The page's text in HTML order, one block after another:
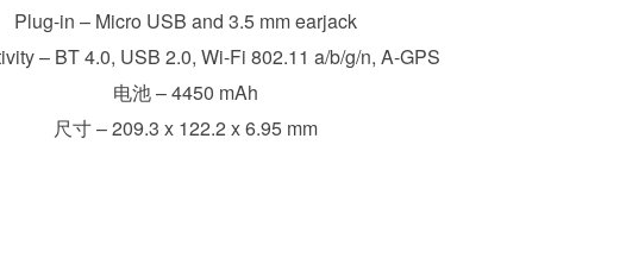
Plug-in – Micro USB and 3.5 mm earjack
– BT 4.0, USB 2.0, Wi-Fi 802.11 a/b/g/n, A-GPS
电池 – 4450 mAh
尺寸 – 209.3 x 122.2 x 6.95 mm